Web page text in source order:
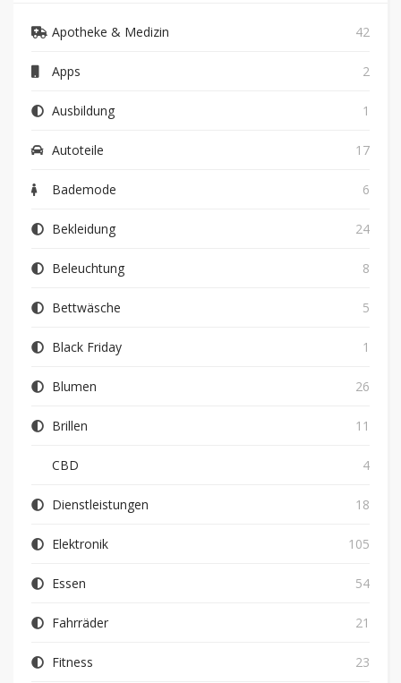
Apotheke & Medizin 42
Apps 2
Ausbildung 1
Autoteile 17
Bademode 6
Bekleidung 24
Beleuchtung 8
Bettwäsche 5
Black Friday 1
Blumen 26
Brillen 11
CBD 4
Dienstleistungen 18
Elektronik 105
Essen 54
Fahrräder 21
Fitness 23